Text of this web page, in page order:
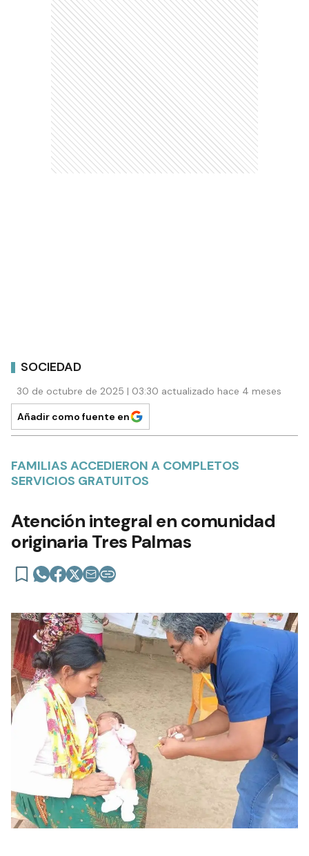
SOCIEDAD
30 de octubre de 2025 | 03:30 actualizado hace 4 meses
Añadir como fuente en
FAMILIAS ACCEDIERON A COMPLETOS
SERVICIOS GRATUITOS
Atención integral en comunidad
originaria Tres Palmas